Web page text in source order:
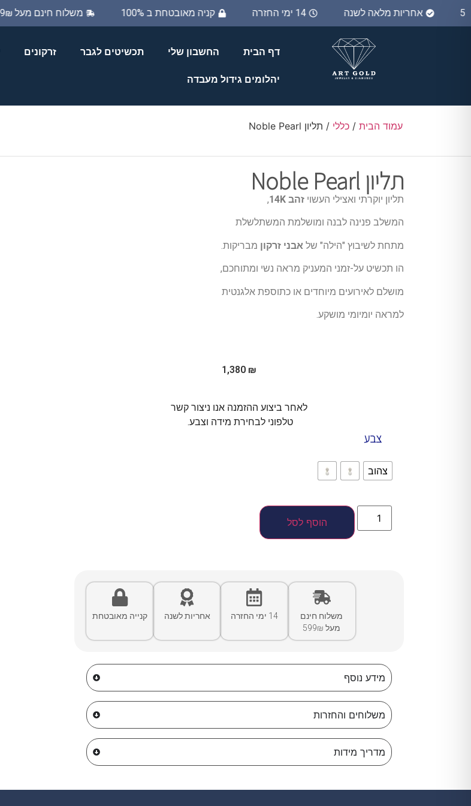
משלוח חינם מעל 599₪ קניה מאובטחת ב 100% 14 ימי החזרה אחריות מלאה לשנה
דף הבית החשבון שלי תכשיטים לגבר זרקונים
יהלומים גידול מעבדה
עמוד הבית / כללי / תליון Noble Pearl
תליון Noble Pearl
תליון יוקרתי ואצילי העשוי זהב 14K ,
המשלב פנינה לבנה ומושלמת המשתלשלת
מתחת לשיבוץ "הילה" של אבני זרקון מבריקות.
הו תכשיט על-זמני המעניק מראה נשי ומתוחכם,
מושלם לאירועים מיוחדים או כתוספת אלגנטית
למראה יומיומי מושקע.
1,380 ₪
לאחר ביצוע ההזמנה אנו ניצור קשר
טלפוני לבחירת מידה וצבע.
צבע
צהוב
הוסף לסל
קנייה מאובטחת אחריות לשנה 14 ימי החזרה
משלוח חינם
מעל 599₪
מידע נוסף
משלוחים והחזרות
מדריך מידות